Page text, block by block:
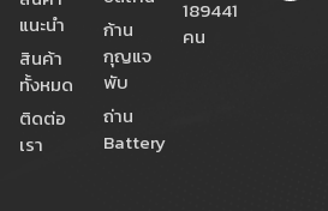
แนะนำ
สินค้า
ทั้งหมด
ติดต่อ
เรา
ก้าน
กุญแจ
พับ
ถ่าน
Battery
189441
คน